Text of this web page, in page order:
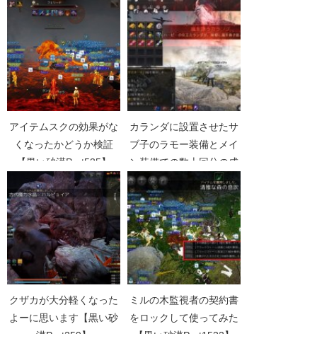
Part1802】
Part3917】
アイテムスクの効果がな
くなったかどうか検証
【黒い砂漠Part535】
カランダに設置させたサ
ブ子のラモー装備とメイ
ン装備での数十回分の成
果比較【黒い砂漠
Part3492】
クザカが大分軽くなった
よーに思います【黒い砂
漠Part259】
ミルの木監視者の契約書
をロックして使ってみた
【黒い砂漠Part1532】